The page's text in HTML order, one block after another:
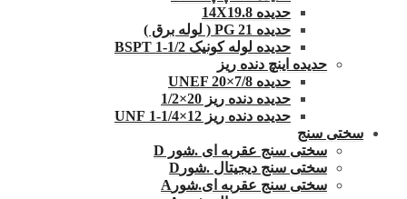
حدیده 14X19.8
حدیده 21 PG ( لوله برق )
حدیده لوله کونیک 1/2-1 BSPT
حدیده اینچ دنده ریز
حدیده UNEF 20×7/8
حدیده دنده ریز 20×1/2
حدیده دنده ریز 12×1/4-1 UNF
سختی سنج
سختی سنج عقربه ای .شور D
سختی سنج دیجیتال .شورD
سختی سنج عقربه ای.شورA